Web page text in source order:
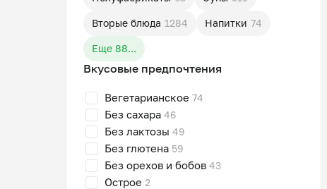
Вторые блюда 1284 Напитки 74
Еще 88...
Вкусовые предпочтения
Вегетарианское 74
Без сахара 46
Без лактозы 49
Без глютена 59
Без орехов и бобов 43
Острое 2